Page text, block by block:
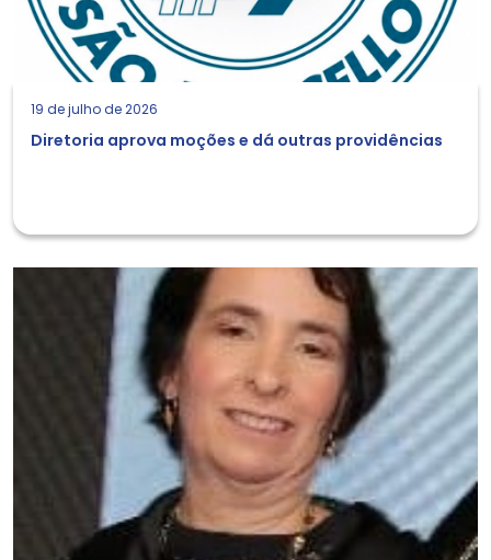
19 de julho de 2026
Diretoria aprova moções e dá outras providências